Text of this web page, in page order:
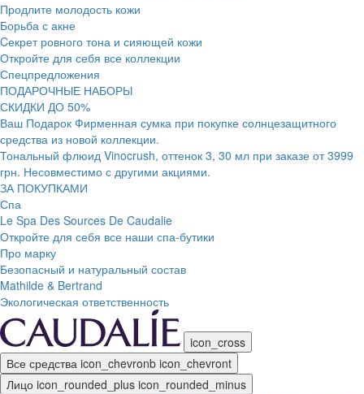
Продлите молодость кожи
Борьба с акне
Cекрет ровного тона и сияющей кожи
Откройте для себя все коллекции
Спецпредложения
ПОДАРОЧНЫЕ НАБОРЫ
СКИДКИ ДО 50%
Ваш Подарок Фирменная сумка при покупке солнцезащитного
средства из новой коллекции.
Тональный флюид Vinocrush, оттенок 3, 30 мл при заказе от 3999
грн. Несовместимо с другими акциями.
ЗА ПОКУПКАМИ
Спа
Le Spa Des Sources De Caudalie
Откройте для себя все наши спа-бутики
Про марку
Безопасный и натуральный состав
Mathilde & Bertrand
Экологическая ответственность
icon_cross
Все средства icon_chevronb icon_chevront
Лицо icon_rounded_plus icon_rounded_minus